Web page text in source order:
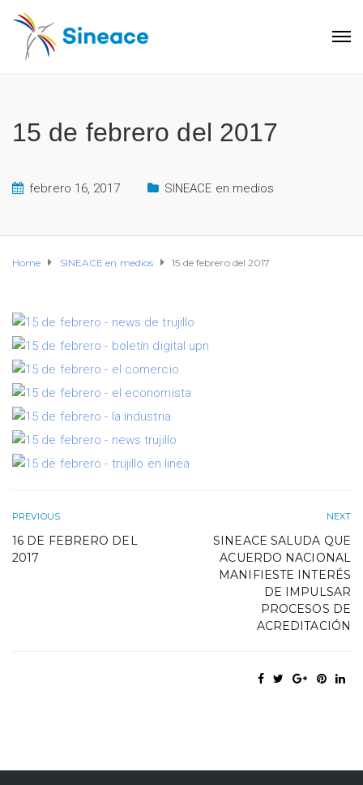
15 de febrero del 2017
febrero 16, 2017 SINEACE en medios
Home SINEACE en medios 15 de febrero del 2017
PREVIOUS
16 DE FEBRERO DEL
2017
NEXT
SINEACE SALUDA QUE
ACUERDO NACIONAL
MANIFIESTE INTERÉS
DE IMPULSAR
PROCESOS DE
ACREDITACIÓN